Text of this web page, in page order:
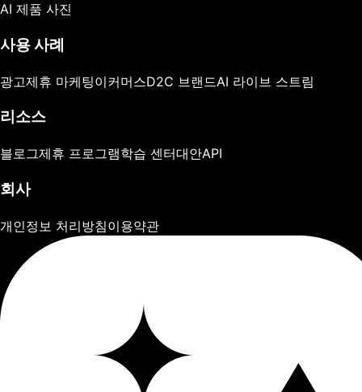
AI 제품 사진
사용 사례
광고제휴 마케팅이커머스D2C 브랜드AI 라이브 스트림
리소스
블로그제휴 프로그램학습 센터대안API
회사
개인정보 처리방침이용약관